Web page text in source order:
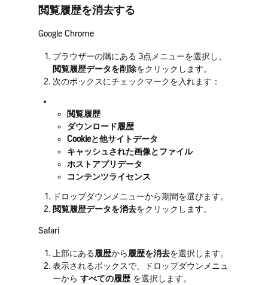
閲覧履歴を消去する
Google Chrome
ブラウザーの隅にある 3点メニューを選択し、
閲覧履歴データを削除をクリックします。
次のボックスにチェックマークを入れます：
閲覧履歴
ダウンロード履歴
Cookieと他サイトデータ
キャッシュされた画像とファイル
ホストアプリデータ
コンテンツライセンス
ドロップダウンメニューから期間を選びます。
閲覧履歴データを消去をクリックします。
Safari
上部にある履歴から履歴を消去を選択します。
表示されるボックスで、ドロップダウンメニュ
ーから すべての履歴を選択します。